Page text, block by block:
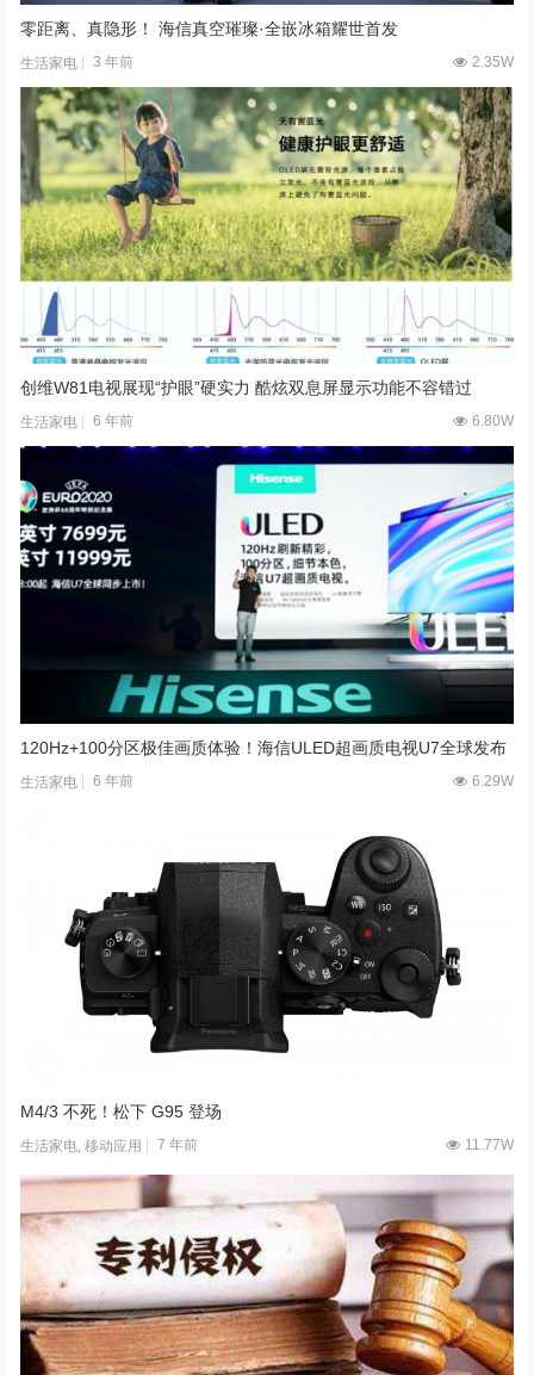
零距离、真隐形！ 海信真空璀璨·全嵌冰箱耀世首发
生活家电 3 年前 2.35W
创维W81电视展现“护眼”硬实力 酷炫双息屏显示功能不容错过
生活家电 6 年前 6.80W
120Hz+100分区极佳画质体验！海信ULED超画质电视U7全球发布
生活家电 6 年前 6.29W
M4/3 不死！松下 G95 登场
生活家电,移动应用 7 年前 11.77W